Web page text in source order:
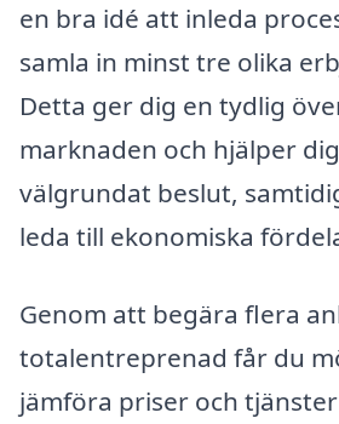
en bra idé att inleda
samla in minst tre olika
Detta ger dig en tydlig
marknaden och hjälper
välgrundat beslut,
leda till ekonomiska
Genom att begära flera
totalentreprenad får du
jämföra priser och